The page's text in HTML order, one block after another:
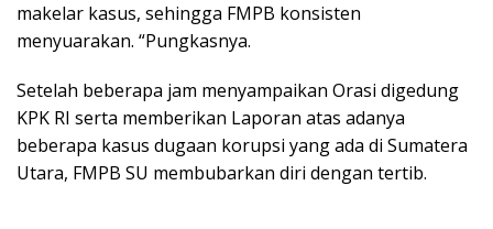
makelar kasus, sehingga FMPB konsisten
menyuarakan. “Pungkasnya.
Setelah beberapa jam menyampaikan Orasi digedung
KPK RI serta memberikan Laporan atas adanya
beberapa kasus dugaan korupsi yang ada di Sumatera
Utara, FMPB SU membubarkan diri dengan tertib.